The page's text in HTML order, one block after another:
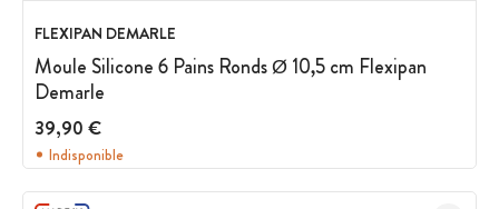
FLEXIPAN DEMARLE
Moule Silicone 6 Pains Ronds Ø 10,5 cm Flexipan
Demarle
39,90 €
Indisponible